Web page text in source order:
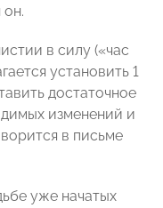
в силу («час
установить 1
достаточное
изменений и
в письме
уже начатых